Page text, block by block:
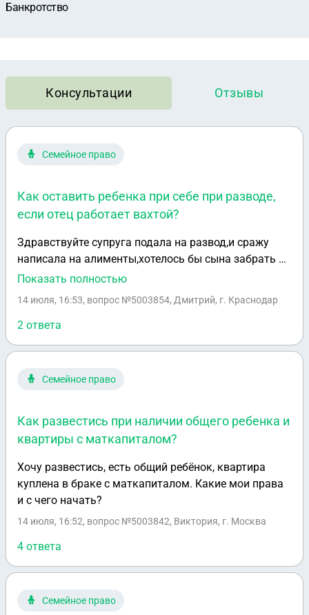
Банкротство
Консультации Отзывы
Семейное право
Как оставить ребенка при себе при разводе,
если отец работает вахтой?
Здравствуйте супруга подала на развод,и сражу
написала на алименты,хотелось бы сына забрать к
себе сыну почти 3 года,она прописана в 1
комнатной квартире,у нее официальная зарплата 35
тыс у меня официальная 100 тыс,но есть проблема
что я работаю вахтой летом работаю но
дома,скажите какая вероятность что ребенок
Показать полностью
14 июля, 16:53, вопрос №5003854, Дмитрий, г. Краснодар
2 ответа
Семейное право
Как развестись при наличии общего ребенка и
квартиры с маткапиталом?
Хочу развестись, есть общий ребёнок, квартира
куплена в браке с маткапиталом. Какие мои права
и с чего начать?
14 июля, 16:52, вопрос №5003842, Виктория, г. Москва
4 ответа
Семейное право